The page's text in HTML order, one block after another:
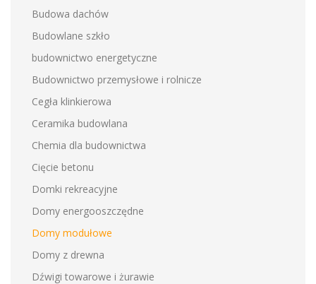
Budowa dachów
Budowlane szkło
budownictwo energetyczne
Budownictwo przemysłowe i rolnicze
Cegła klinkierowa
Ceramika budowlana
Chemia dla budownictwa
Cięcie betonu
Domki rekreacyjne
Domy energooszczędne
Domy modułowe
Domy z drewna
Dźwigi towarowe i żurawie